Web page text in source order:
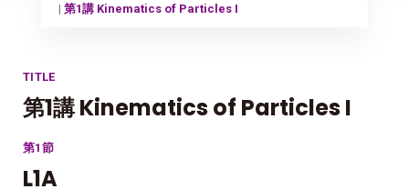
第1講 Kinematics of Particles I
TITLE
第1講 Kinematics of Particles I
第1節
L1A